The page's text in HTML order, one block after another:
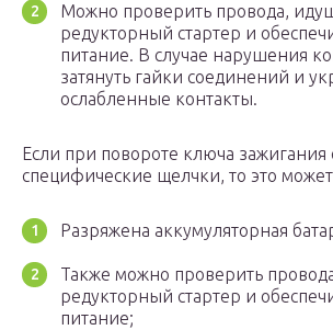
Можно проверить провода,
редукторный стартер и
питание. В случае нарушения
затянуть гайки соединений и
ослабленные контакты.
Если при повороте ключа
специфические щелчки, то это может
Разряжена аккумуляторная
Также можно проверить
редукторный стартер и
питание;